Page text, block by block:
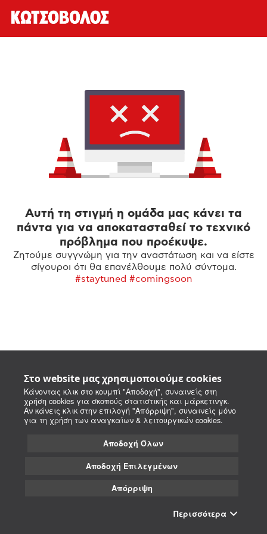
Στο website μας χρησιμοποιούμε cookies
Κάνοντας κλικ στο κουμπί "Αποδοχή", συναινείς στη
χρήση cookies για σκοπούς στατιστικής και μάρκετινγκ.
Αν κάνεις κλικ στην επιλογή "Απόρριψη", συναινείς μόνο
για τη χρήση των αναγκαίων & λειτουργικών cookies.
Αποδοχή Όλων
Αποδοχή Επιλεγμένων
Απόρριψη
Περισσότερα
Αυτή τη στιγμή η ομάδα μας κάνει τα
πάντα για να αποκατασταθεί το τεχνικό
πρόβλημα που προέκυψε.
Ζητούμε συγγνώμη για την αναστάτωση και να είστε
σίγουροι ότι θα επανέλθουμε πολύ σύντομα.
#staytuned #comingsoon